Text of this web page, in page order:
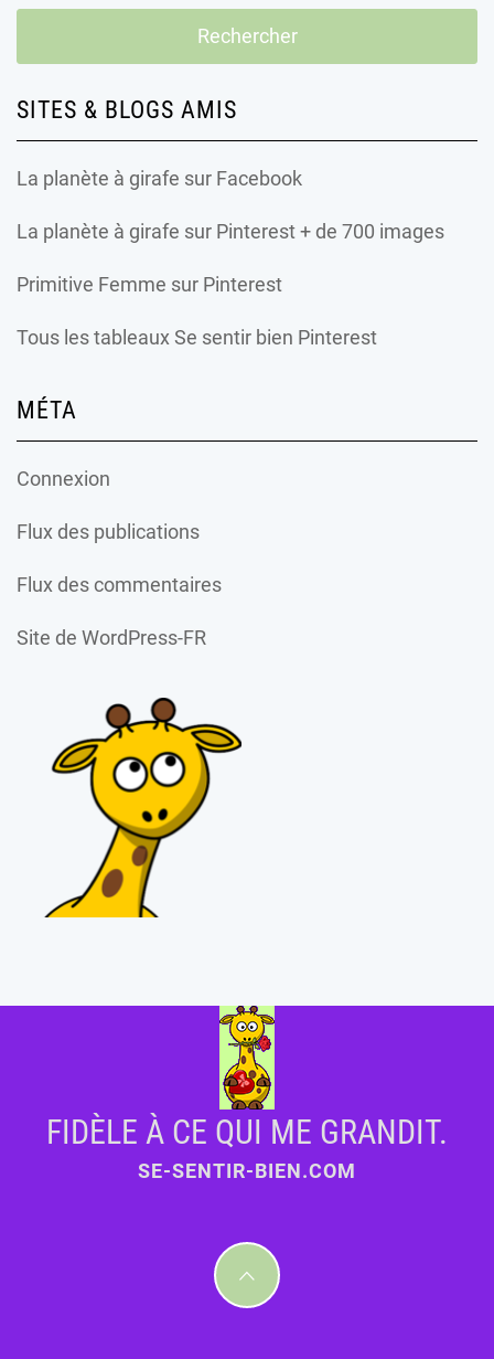
SITES & BLOGS AMIS
La planète à girafe sur Facebook
La planète à girafe sur Pinterest + de 700 images
Primitive Femme sur Pinterest
Tous les tableaux Se sentir bien Pinterest
MÉTA
Connexion
Flux des publications
Flux des commentaires
Site de WordPress-FR
FIDÈLE À CE QUI ME GRANDIT.
SE-SENTIR-BIEN.COM